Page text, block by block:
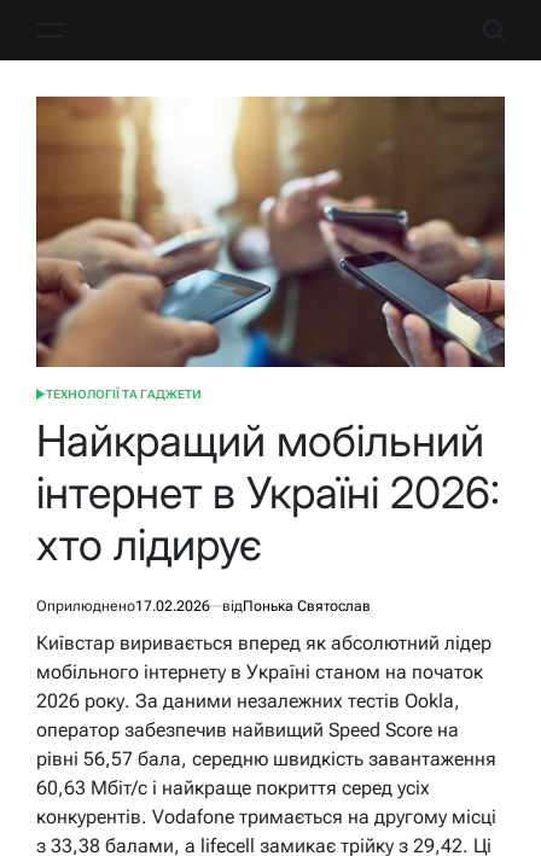
ОПУБЛІКУВАТИ
ТЕХНОЛОГІЇ ТА ГАДЖЕТИ
Найкращий мобільний
інтернет в Україні 2026:
хто лідирує
Оприлюднено17.02.2026 відПонька Святослав
Київстар виривається вперед як абсолютний лідер
мобільного інтернету в Україні станом на початок
2026 року. За даними незалежних тестів Ookla,
оператор забезпечив найвищий Speed Score на
рівні 56,57 бала, середню швидкість завантаження
60,63 Мбіт/с і найкраще покриття серед усіх
конкурентів. Vodafone тримається на другому місці
з 33,38 балами, а lifecell замикає трійку з 29,42. Ці